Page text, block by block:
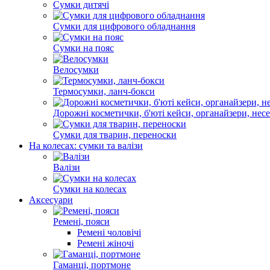
Сумки дитячі
Сумки для цифрового обладнання
Сумки на пояс
Велосумки
Термосумки, ланч-бокси
Дорожні косметички, б'юті кейси, органайзери,
Сумки для тварин, переноски
На колесах: сумки та валізи
Валізи
Сумки на колесах
Аксесуари
Ремені, пояси
Ремені чоловічі
Ремені жіночі
Гаманці, портмоне